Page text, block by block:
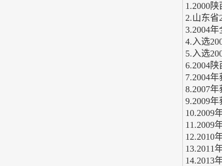
1.2000
2.山东省
3.2004
4.入选
5.入选
6.2004
7.2004
8.2007
9.2009
10.2009
11.2009
12.2010
13.2011
14.2013